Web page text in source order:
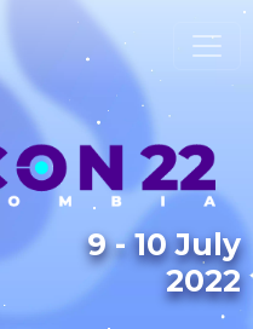
9 - 10 July
2022